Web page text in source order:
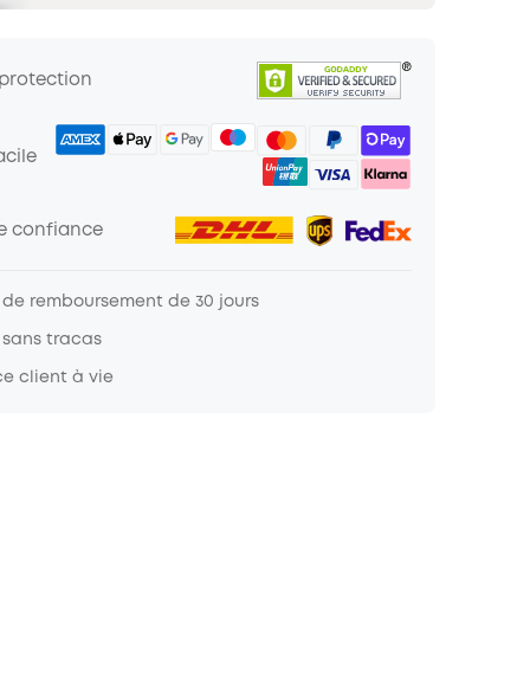
confiance
remboursement de 30 jours
tracas
client à vie